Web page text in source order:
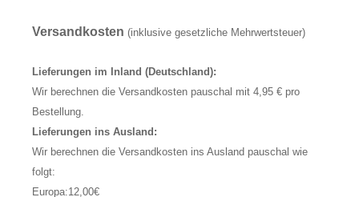
Versandkosten (inklusive gesetzliche Mehrwertsteuer)
Lieferungen im Inland (Deutschland):
Wir berechnen die Versandkosten pauschal mit 4,95 € pro
Bestellung.
Lieferungen ins Ausland:
Wir berechnen die Versandkosten ins Ausland pauschal wie
folgt:
Europa:12,00€